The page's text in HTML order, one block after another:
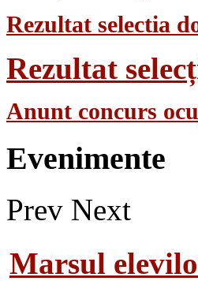
Rezultat selectia
Rezultat
Anunt concurs
Evenimente
Prev Next
Marsul